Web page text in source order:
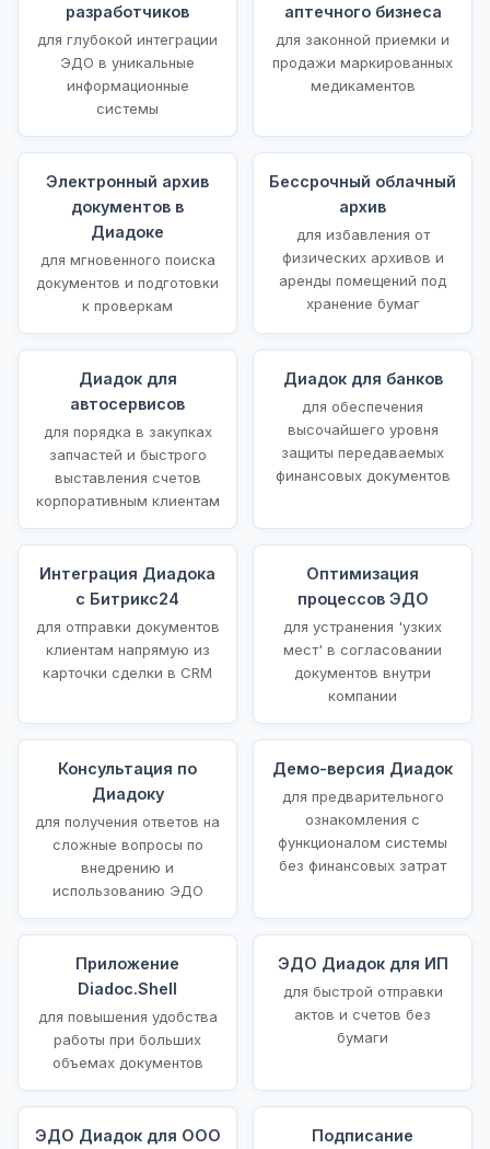
разработчиков
для глубокой интеграции
ЭДО в уникальные
информационные
системы
аптечного бизнеса
для законной приемки и
продажи маркированных
медикаментов
Электронный архив
документов в
Диадоке
для мгновенного поиска
документов и подготовки
к проверкам
Бессрочный облачный
архив
для избавления от
физических архивов и
аренды помещений под
хранение бумаг
Диадок для
автосервисов
для порядка в закупках
запчастей и быстрого
выставления счетов
корпоративным клиентам
Диадок для банков
для обеспечения
высочайшего уровня
защиты передаваемых
финансовых документов
Интеграция Диадока
с Битрикс24
для отправки документов
клиентам напрямую из
карточки сделки в CRM
Оптимизация
процессов ЭДО
для устранения 'узких
мест' в согласовании
документов внутри
компании
Консультация по
Диадоку
для получения ответов на
сложные вопросы по
внедрению и
использованию ЭДО
Демо-версия Диадок
для предварительного
ознакомления с
функционалом системы
без финансовых затрат
Приложение
Diadoc.Shell
для повышения удобства
работы при больших
объемах документов
ЭДО Диадок для ИП
для быстрой отправки
актов и счетов без
бумаги
ЭДО Диадок для ООО
Подписание